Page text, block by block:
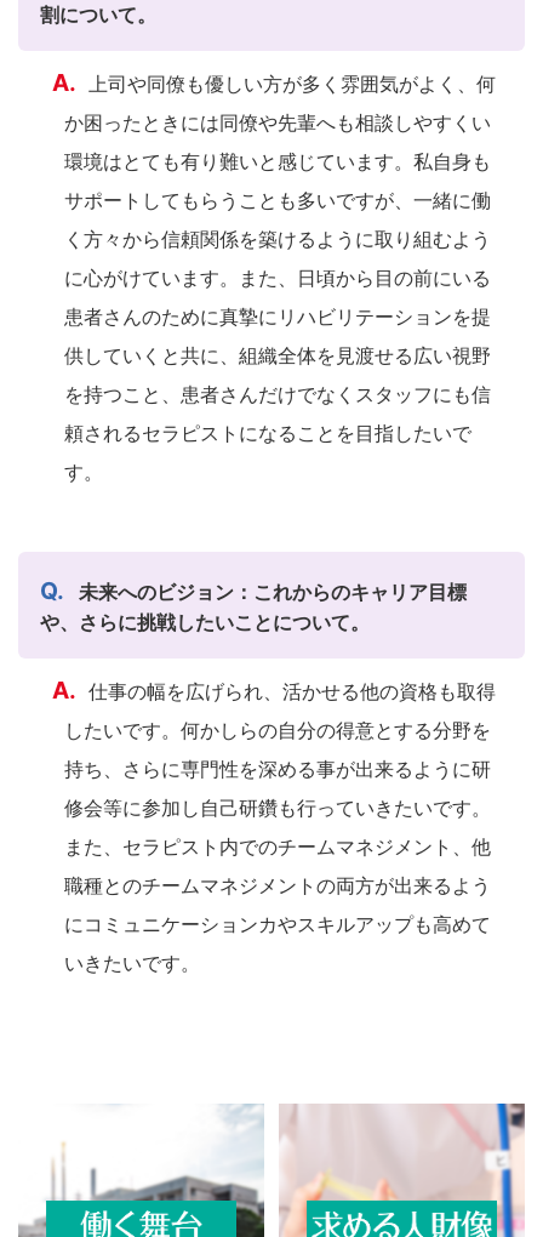
割について。
上司や同僚も優しい方が多く雰囲気がよく、何
か困ったときには同僚や先輩へも相談しやすくい
環境はとても有り難いと感じています。私自身も
サポートしてもらうことも多いですが、一緒に働
く方々から信頼関係を築けるように取り組むよう
に心がけています。また、日頃から目の前にいる
患者さんのために真摯にリハビリテーションを提
供していくと共に、組織全体を見渡せる広い視野
を持つこと、患者さんだけでなくスタッフにも信
頼されるセラピストになることを目指したいで
す。
未来へのビジョン：これからのキャリア目標
や、さらに挑戦したいことについて。
仕事の幅を広げられ、活かせる他の資格も取得
したいです。何かしらの自分の得意とする分野を
持ち、さらに専門性を深める事が出来るように研
修会等に参加し自己研鑽も行っていきたいです。
また、セラピスト内でのチームマネジメント、他
職種とのチームマネジメントの両方が出来るよう
にコミュニケーションカやスキルアップも高めて
いきたいです。